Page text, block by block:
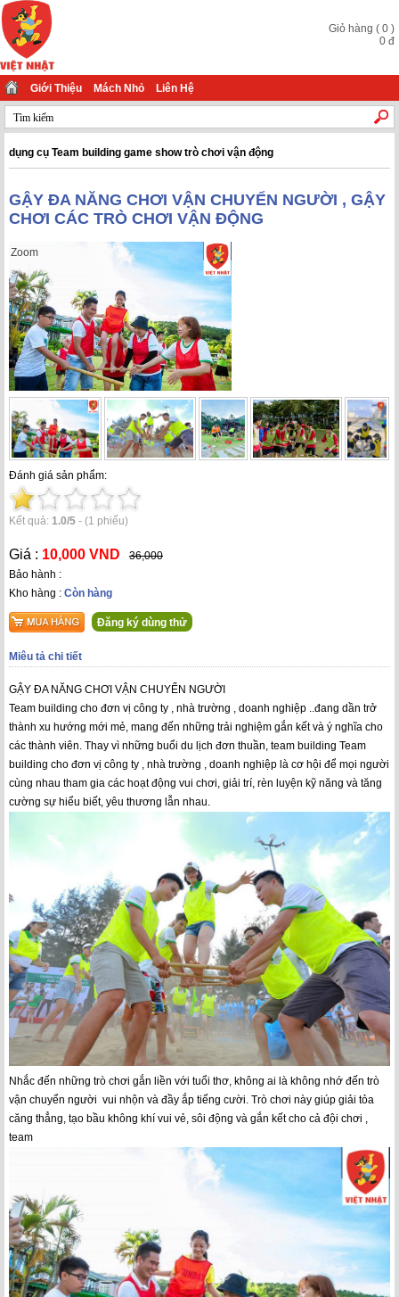
Giỏ hàng ( 0 )
0 đ
Giới Thiệu Mách Nhỏ Liên Hệ
dụng cụ Team building game show trò chơi vận động
GẬY ĐA NĂNG CHƠI VẬN CHUYỂN NGƯỜI , GẬY
CHƠI CÁC TRÒ CHƠI VẬN ĐỘNG
Zoom
Đánh giá sản phẩm:
Kết quả: 1.0/5 - (1 phiếu)
Giá : 10,000 VND
36,000
Bảo hành :
Kho hàng : Còn hàng
Đăng ký dùng thử
Miêu tả chi tiết
GẬY ĐA NĂNG CHƠI VẬN CHUYỂN NGƯỜI
Team building cho đơn vị công ty , nhà trường , doanh nghiệp ..đang dần trở
thành xu hướng mới mẻ, mang đến những trải nghiệm gắn kết và ý nghĩa cho
các thành viên. Thay vì những buổi du lịch đơn thuần, team building Team
building cho đơn vị công ty , nhà trường , doanh nghiệp là cơ hội để mọi người
cùng nhau tham gia các hoạt động vui chơi, giải trí, rèn luyện kỹ năng và tăng
cường sự hiểu biết, yêu thương lẫn nhau.
Nhắc đến những trò chơi gắn liền với tuổi thơ, không ai là không nhớ đến trò
vận chuyển người vui nhộn và đầy ắp tiếng cười. Trò chơi này giúp giải tỏa
căng thẳng, tạo bầu không khí vui vẻ, sôi động và gắn kết cho cả đội chơi ,
team